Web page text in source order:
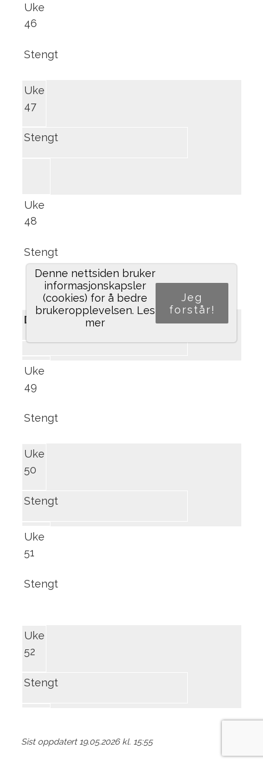
Uke
46
Stengt
Uke
47
Stengt
Uke
48
Stengt
Desember
Uke
49
Stengt
Uke
50
Stengt
Uke
51
Stengt
Uke
52
Stengt
Sist oppdatert 19.05.2026 kl. 15:55
Denne nettsiden bruker
informasjonskapsler
(cookies) for å bedre
brukeropplevelsen. Les
mer
Jeg
forstår!